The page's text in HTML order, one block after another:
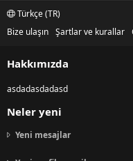
Türkçe (TR)
Bize ulaşın Şartlar ve kurallar
Hakkımızda
asdadasdadasd
Neler yeni
Yeni mesajlar